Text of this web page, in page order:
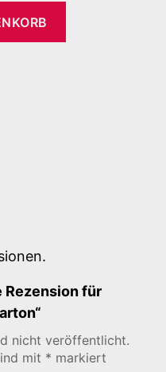
Rezension für
nicht veröffentlicht.
mit * markiert